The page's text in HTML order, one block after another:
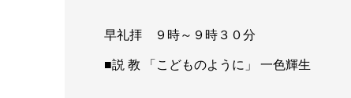
早礼拝 ９時～９時３０分
■説 教 「こどものように」 一色輝生